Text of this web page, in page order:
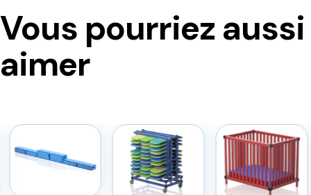
Vous pourriez aussi
aimer